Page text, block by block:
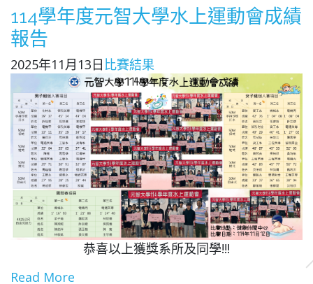
114學年度元智大學水上運動會成績
報告
2025年11月13日 比賽結果
恭喜以上獲獎系所及同學!!!
Read More